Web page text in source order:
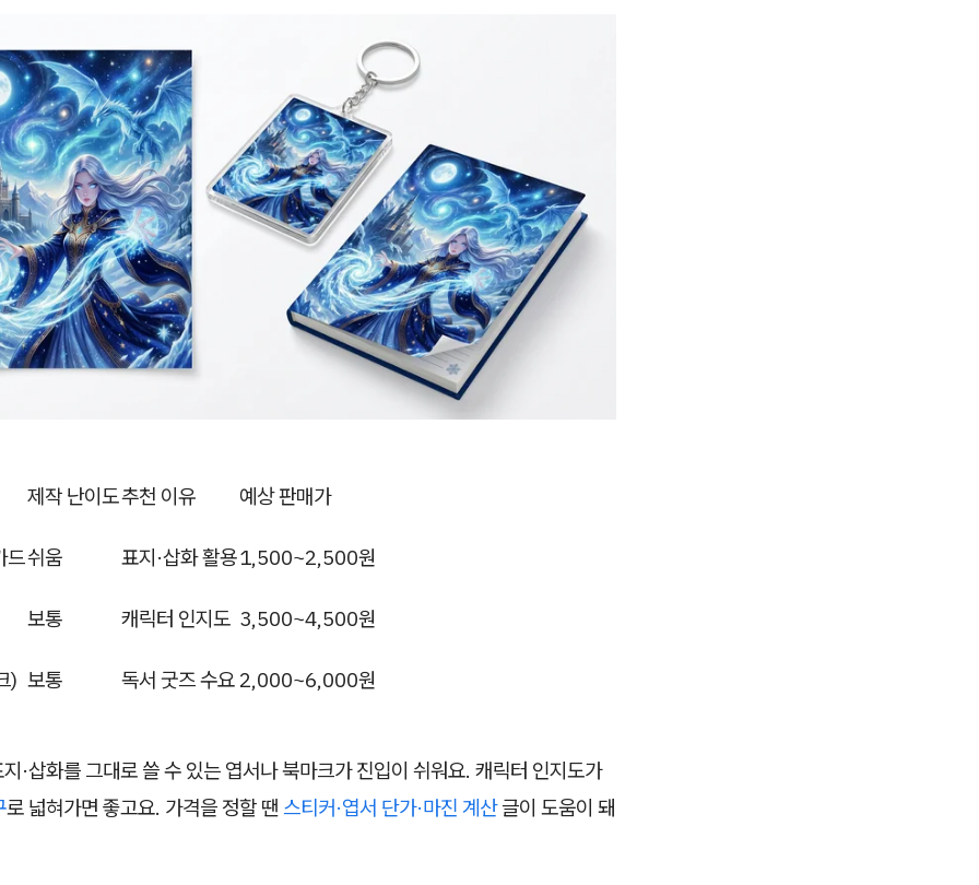
제작 난이도추천 이유 예상 판매가
드쉬움 표지·삽화 활용1,500~2,500원
보통 캐릭터 인지도 3,500~4,500원
) 보통 독서 굿즈 수요 2,000~6,000원
·삽화를 그대로 쓸 수 있는 엽서나 북마크가 진입이 쉬워요. 캐릭터 인지도가
로 넓혀가면 좋고요. 가격을 정할 땐 스티커·엽서 단가·마진 계산글이 도움이 돼